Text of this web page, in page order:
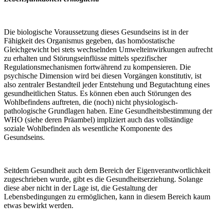
Die biologische Voraussetzung dieses Gesundseins ist in der
Fähigkeit des Organismus gegeben, das homöostatische
Gleichgewicht bei stets wechselnden Umwelteinwirkungen aufrecht
zu erhalten und Störungseinflüsse mittels spezifischer
Regulationsmechanismen fortwährend zu kompensieren. Die
psychische Dimension wird bei diesen Vorgängen konstitutiv, ist
also zentraler Bestandteil jeder Entstehung und Begutachtung eines
gesundheitlichen Status. Es können eben auch Störungen des
Wohlbefindens auftreten, die (noch) nicht physiologisch-
pathologische Grundlagen haben. Eine Gesundheitsbestimmung der
WHO (siehe deren Präambel) impliziert auch das vollständige
soziale Wohlbefinden als wesentliche Komponente des
Gesundseins.
Seitdem Gesundheit auch dem Bereich der Eigenverantwortlichkeit
zugeschrieben wurde, gibt es die Gesundheitserziehung. Solange
diese aber nicht in der Lage ist, die Gestaltung der
Lebensbedingungen zu ermöglichen, kann in diesem Bereich kaum
etwas bewirkt werden.